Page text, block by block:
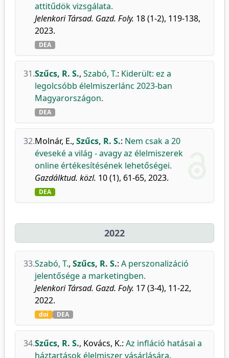
attitűdök vizsgálata.
Jelenkori Társad. Gazd. Foly. 18 (1-2), 119-138,
2023.
DEA
31.Szűcs, R. S., Szabó, T.: Kiderült: ez a
legolcsóbb élelmiszerlánc 2023-ban
Magyarországon.
DEA
32.Molnár, E., Szűcs, R. S.: Nem csak a 20
éveseké a világ - avagy az élelmiszerek
online értékesítésének lehetőségei.
Gazdálktud. közl. 10 (1), 61-65, 2023.
DEA
2022
33.Szabó, T., Szűcs, R. S.: A perszonalizáció
jelentősége a marketingben.
Jelenkori Társad. Gazd. Foly. 17 (3-4), 11-22,
2022.
doi DEA
34.Szűcs, R. S., Kovács, K.: Az infláció hatásai a
háztartások élelmiszer vásárlására.